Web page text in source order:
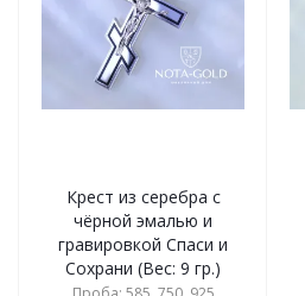
Крест из серебра с
чёрной эмалью и
гравировкой Спаси и
Сохрани (Вес: 9 гр.)